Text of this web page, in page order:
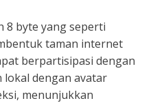
8 byte yang seperti
taman internet
berpartisipasi dengan
dengan avatar
menunjukkan